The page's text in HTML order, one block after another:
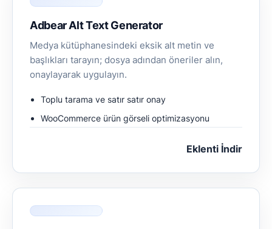
Adbear Alt Text Generator
Medya kütüphanesindeki eksik alt metin ve
başlıkları tarayın; dosya adından öneriler alın,
onaylayarak uygulayın.
Toplu tarama ve satır satır onay
WooCommerce ürün görseli optimizasyonu
Eklenti İndir